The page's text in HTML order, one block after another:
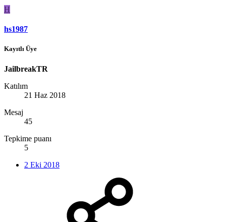
H
hs1987
Kayıtlı Üye
JailbreakTR
Katılım
21 Haz 2018
Mesaj
45
Tepkime puanı
5
2 Eki 2018